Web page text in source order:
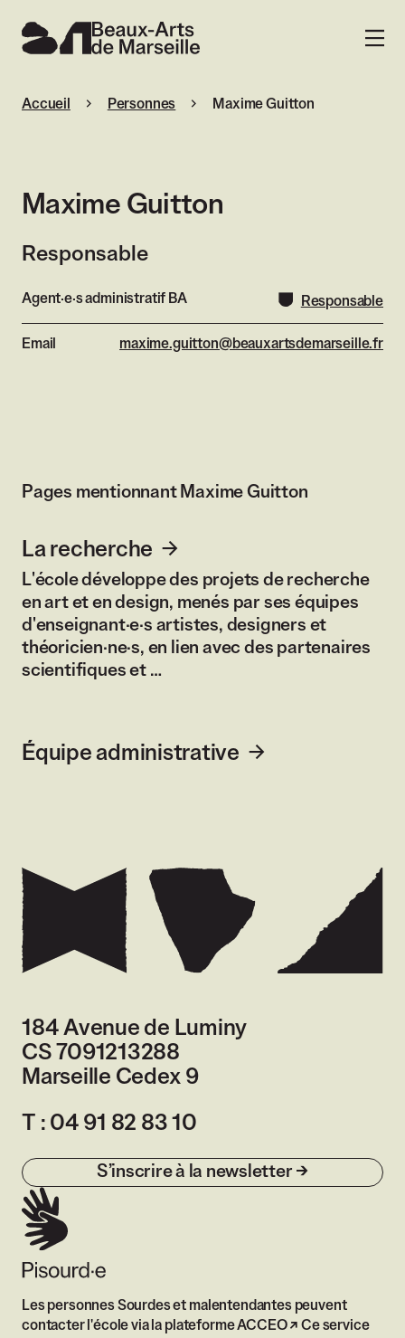
Beaux-Arts de Marseille
MENU
Accueil Personnes Maxime Guitton
Maxime Guitton
Responsable
Agent·e·s administratif BA Responsable
Email maxime.guitton@beauxartsdemarseille.fr
Pages mentionnant Maxime Guitton
La recherche
L'école développe des projets de recherche
en art et en design, menés par ses équipes
d'enseignant·e·s artistes, designers et
théoricien·ne·s, en lien avec des partenaires
scientifiques et …
Équipe administrative
184 Avenue de Luminy
CS 7091213288
Marseille Cedex 9France
T : 04 91 82 83 10
S’inscrire à la newsletter
Les personnes Sourdes et malentendantes peuvent
contacter l'école via la plateforme ACCEO
Ce service